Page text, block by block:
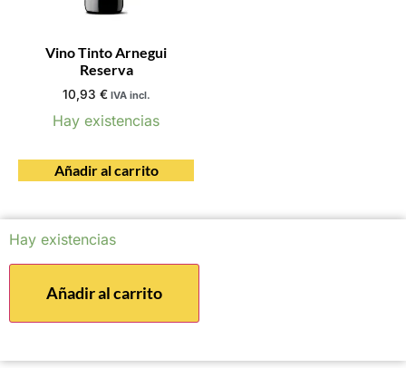
Vino Tinto Arnegui
Reserva
10,93 € IVA incl.
Hay existencias
Añadir al carrito
Hay existencias
Añadir al carrito